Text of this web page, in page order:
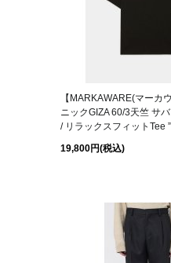
【MARKAWARE(マーカ
ニックGIZA 60/3天竺 サ
/ リラックスフィットTee
19,800円(税込)